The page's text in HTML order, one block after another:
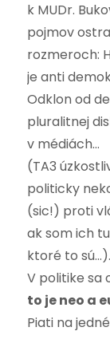
k MUDr.
pojmov
rozmeroch:
je anti
Odklon od
pluralitnej
v médiách…
(TA3
politicky
(sic!) proti
ak som ich
ktoré to
V politike sa
to je neo a
Piati na